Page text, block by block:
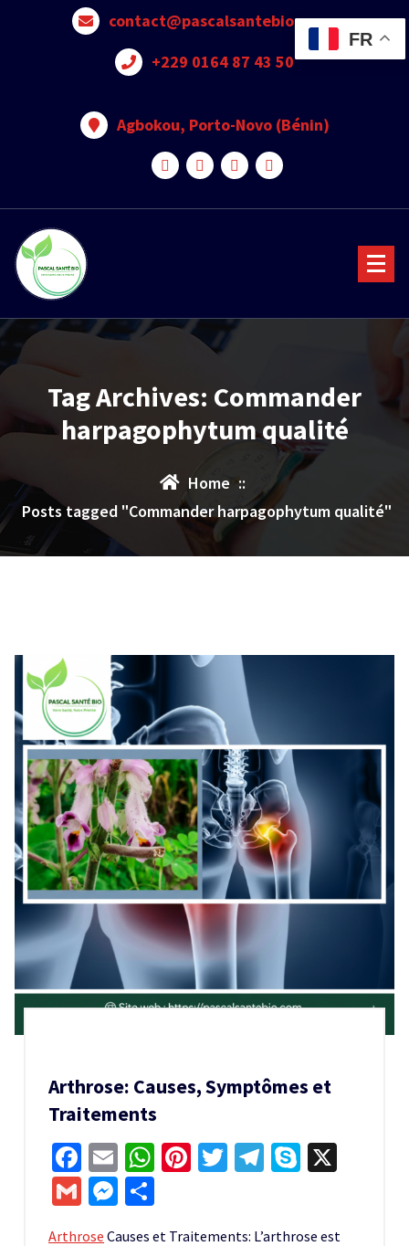
contact@pascalsantebio.com
+229 0164 87 43 50
Agbokou, Porto-Novo (Bénin)
Tag Archives: Commander
harpagophytum qualité
Home ::
Posts tagged "Commander harpagophytum qualité"
Arthrose: Causes, Symptômes et
Traitements
Facebook
EmailWhatsApp
Pinterest
Twitter
Telegram
Skype
GmailMessenger
Arthrose Causes et Traitements: L’arthrose est
FR